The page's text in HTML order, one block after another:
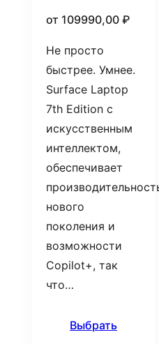
от 109990,00 ₽
Не просто
быстрее. Умнее.
Surface Laptop
7th Edition с
искусственным
интеллектом,
обеспечивает
нового
поколения и
возможности
Copilot+, так
что…
Выбрать